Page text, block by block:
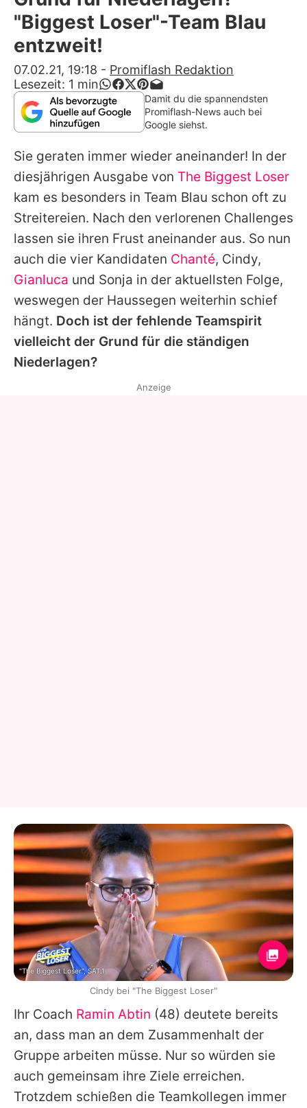
Alle Themen auf Promiflash
App runterladen
Team
Redaktionelle Richtlinien
Impressum
Datenschutzerklärung
Nutzungsbedingungen
Utiq verwalten
"Biggest Loser"-Team Blau
entzweit!
07.02.21, 19:18 - Promiflash Redaktion
Lesezeit: 1 min
Damit du die spannendsten
Promiflash-News auch bei
Google siehst.
Sie geraten immer wieder aneinander! In der
diesjährigen Ausgabe von The Biggest Loser
kam es besonders in Team Blau schon oft zu
Streitereien. Nach den verlorenen Challenges
lassen sie ihren Frust aneinander aus. So nun
auch die vier Kandidaten Chanté, Cindy,
Gianluca und Sonja in der aktuellsten Folge,
weswegen der Haussegen weiterhin schief
hängt. Doch ist der fehlende Teamspirit
vielleicht der Grund für die ständigen
Niederlagen?
Ihr Coach Ramin Abtin (48) deutete bereits
an, dass man an dem Zusammenhalt der
Gruppe arbeiten müsse. Nur so würden sie
auch gemeinsam ihre Ziele erreichen.
Trotzdem schießen die Teamkollegen immer
Anzeige
"The Biggest Loser", SAT.1
Cindy bei "The Biggest Loser"